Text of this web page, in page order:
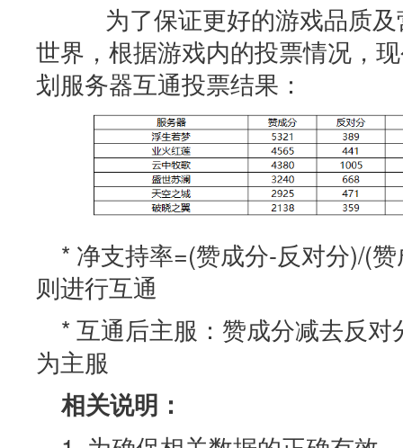
为了保证更好的游戏品质及
世界，根据游戏内的投票情况，
划服务器互通投票结果：
* 净支持率=(赞成分-反对分)/(
则进行互通
* 互通后主服：赞成分减去反
为主服
相关说明：